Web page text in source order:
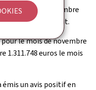
du mois de novembre
le mois précédent.
le mois de novembre
1.311.748 euros le mois
un avis positif en